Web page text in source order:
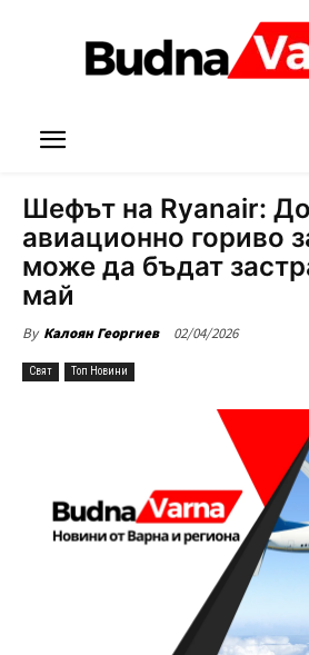
Шефът на Ryanair:
авиационно гориво
може да бъдат
май
By Калоян Георгиев 02/04/2026
Свят Топ Новини